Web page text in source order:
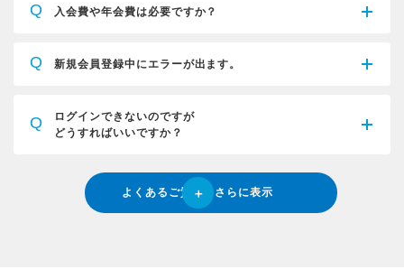
Q 入会費や年会費は必要ですか？
Q 新規会員登録中にエラーが出ます。
Q
ログインできないのですが
どうすればいいですか？
よくあるご質問をさらに表示